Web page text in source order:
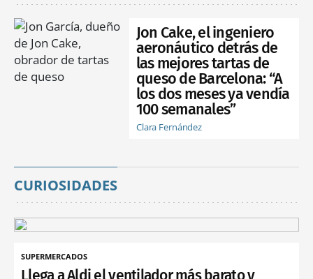
Jon Cake, el ingeniero
aeronáutico detrás de
las mejores tartas de
queso de Barcelona: “A
los dos meses ya vendía
100 semanales”
Clara Fernández
CURIOSIDADES
SUPERMERCADOS